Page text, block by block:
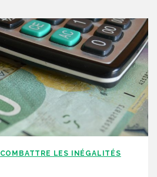
COMBATTRE LES INÉGALITÉS